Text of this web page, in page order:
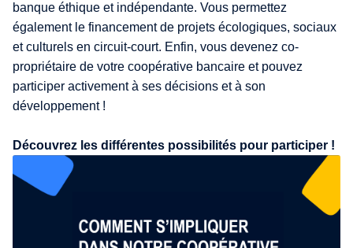
banque éthique et indépendante. Vous permettez
également le financement de projets écologiques, sociaux
et culturels en circuit-court. Enfin, vous devenez co-
propriétaire de votre coopérative bancaire et pouvez
participer activement à ses décisions et à son
développement !
Découvrez les différentes possibilités pour participer !